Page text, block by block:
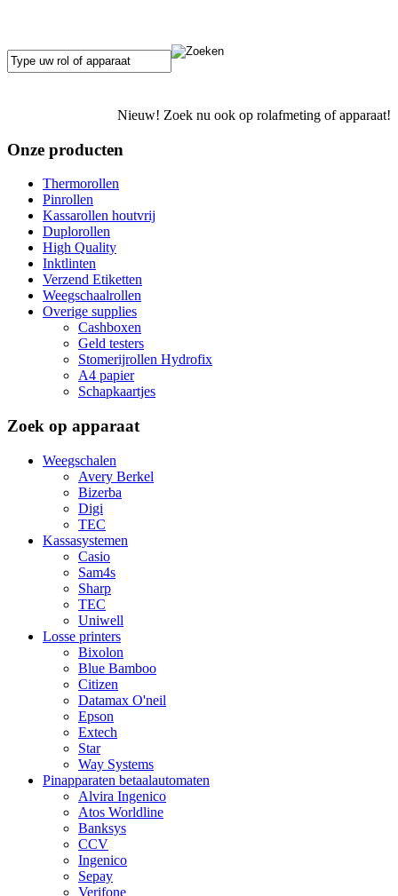
Nieuw! Zoek nu ook op rolafmeting of apparaat!
Onze producten
Thermorollen
Pinrollen
Kassarollen houtvrij
Duplorollen
High Quality
Inktlinten
Verzend Etiketten
Weegschaalrollen
Overige supplies
Cashboxen
Geld testers
Stomerijrollen Hydrofix
A4 papier
Schapkaartjes
Zoek op apparaat
Weegschalen
Avery Berkel
Bizerba
Digi
TEC
Kassasystemen
Casio
Sam4s
Sharp
TEC
Uniwell
Losse printers
Bixolon
Blue Bamboo
Citizen
Datamax O'neil
Epson
Extech
Star
Way Systems
Pinapparaten betaalautomaten
Alvira Ingenico
Atos Worldline
Banksys
CCV
Ingenico
Sepay
Verifone